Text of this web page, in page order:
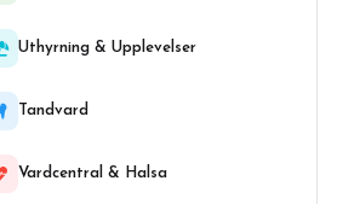
Uthyrning & Upplevelser
Tandvard
Vardcentral & Halsa